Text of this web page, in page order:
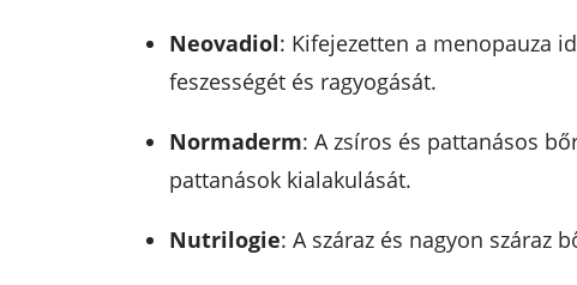
Neovadiol: Kifejezetten a menopauza
feszességét és ragyogását.
Normaderm: A zsíros és pattanásos
pattanások kialakulását.
Nutrilogie: A száraz és nagyon száraz